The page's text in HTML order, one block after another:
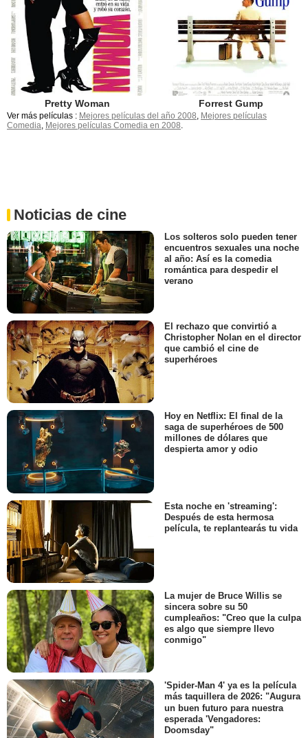
Pretty Woman Forrest Gump
Ver más películas : Mejores películas del año 2008 Mejores películas
Comedia Mejores películas Comedia en 2008
Noticias de cine
Los solteros solo pueden tener
encuentros sexuales una noche
al año: Así es la comedia
romántica para despedir el
verano
El rechazo que convirtió a
Christopher Nolan en el director
que cambió el cine de
superhéroes
Hoy en Netflix: El final de la
saga de superhéroes de 500
millones de dólares que
despierta amor y odio
Esta noche en 'streaming':
Después de esta hermosa
película, te replantearás tu vida
La mujer de Bruce Willis se
sincera sobre su 50
cumpleaños: "Creo que la culpa
es algo que siempre llevo
conmigo"
'Spider-Man 4' ya es la película
más taquillera de 2026: "Augura
un buen futuro para nuestra
esperada 'Vengadores:
Doomsday"